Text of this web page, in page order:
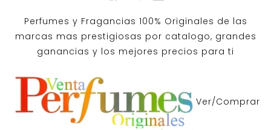
Perfumes y Fragancias 100% Originales de las
marcas mas prestigiosas por catalogo, grandes
ganancias y los mejores precios para ti
Ver/Comprar